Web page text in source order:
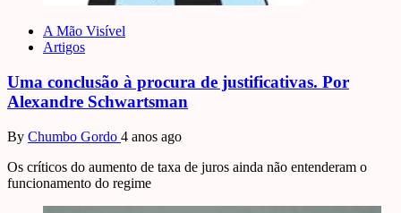
A Mão Visível
Artigos
Uma conclusão à procura de justificativas. Por
Alexandre Schwartsman
By Chumbo Gordo 4 anos ago
Os críticos do aumento de taxa de juros ainda não entenderam o
funcionamento do regime